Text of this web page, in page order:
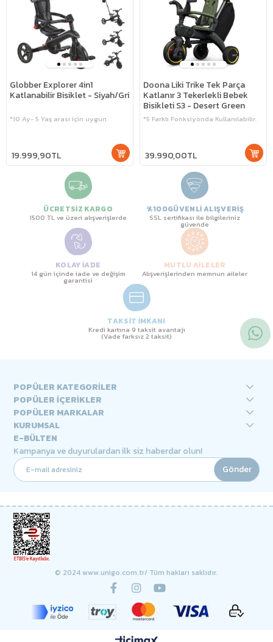
Globber Explorer 4in1
Katlanabilir Bisiklet - Siyah/Gri
*10 Ay- 5 Yaş arası için uygun
19.999,90TL
Doona Liki Trike Tek Parça
Katlanır 3 Tekerlekli Bebek
Bisikleti S3 - Desert Green
*5 Farklı Fonksiyonda Kullanılabilir.
39.990,00TL
ÜCRETSİZ KARGO
1500 TL ve üzeri alışverişlerde
%100GÜVENLİ ALIŞVERİŞ
SSL sertifikası ile bilgileriniz
güvende
KOLAY İADE
14 gün içinde iade ve değişim
garantisi
MUTLU AİLELER
Alışverişlerinden memnun aileler
TAKSİT İMKANI
Kredi kartına 9 taksit avantajı
(Vade farksız 2 taksit)
POPÜLER KATEGORİLER
POPÜLER İÇERİKLER
POPÜLER MARKALAR
KURUMSAL
E-BÜLTEN
Kampanya ve duyurulardan ilk siz haberdar olun!
Gönder
© 2024 www.unigo.com.tr/ Tüm hakları saklıdır.